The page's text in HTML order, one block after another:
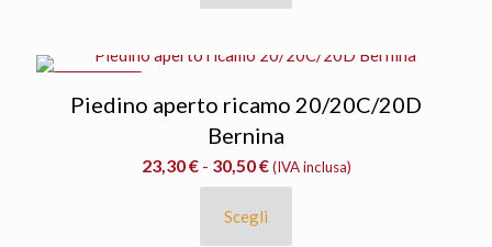
25,04 €
prodotto
più
Le
opzioni
possono
essere
nella
pagina
Piedino aperto ricamo 20/20C/20D
Bernina
23,30€ - 30,50€Fascia
di
(IVA inclusa)
Scegli
Questo